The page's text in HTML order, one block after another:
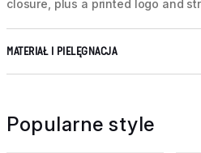
closure, plus a printed logo and
MATERIAŁ I PIELĘGNACJA
Popularne style